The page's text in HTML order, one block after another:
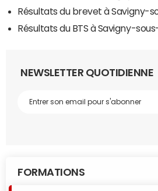
Résultats du brevet à Savigny-
Résultats du BTS à Savigny-
NEWSLETTER QUOTIDIENNE
FORMATIONS